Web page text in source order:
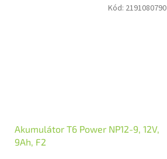
Akumulátor T6 Power NP12-9, 12V,
9Ah, F2
Kód: 2191080790